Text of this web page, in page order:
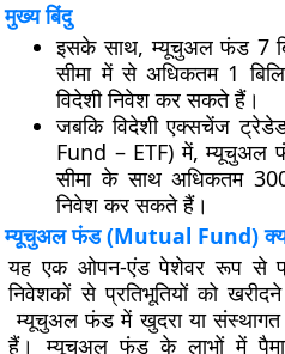
मुख्य बिंदु
इसके साथ, म्यूचुअल फंड 7
सीमा में से अधिकतम 1
विदेशी निवेश कर सकते हैं।
जबकि विदेशी एक्सचेंज
Fund – ETF) में, म्यूचुअल
सीमा के साथ अधिकतम
निवेश कर सकते हैं।
म्यूचुअल फंड (Mutual Fund)
यह एक ओपन-एंड पेशेवर रूप से
निवेशकों से प्रतिभूतियों को
म्यूचुअल फंड में खुदरा या
हैं। म्यूचुअल फंड के लाभों में